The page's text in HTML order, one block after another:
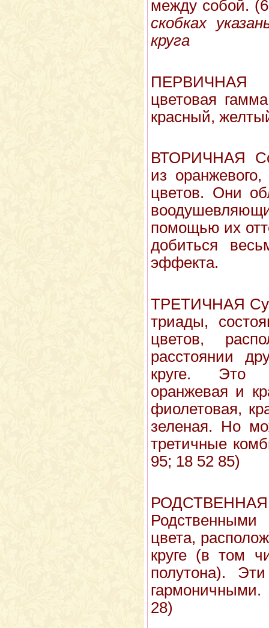
между собой.
скобках
круга
ПЕРВИЧНАЯ
цветовая
красный,
ВТОРИЧНАЯ
из
цветов. Они
помощью их
добиться
эффекта.
ТРЕТИЧНАЯ
триады,
цветов,
расстоянии
круге. Это
оранжевая и
фиолетовая,
зеленая. Но
третичные
95; 18 52 85)
цвета,
круге (в том
полутона).
28)